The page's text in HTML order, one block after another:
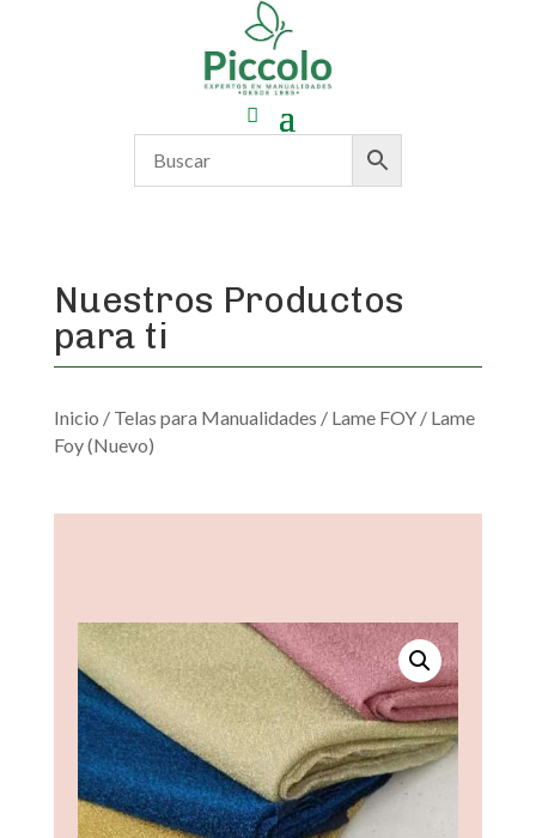
Nuestros Productos
para ti
Inicio / Telas para Manualidades / Lame FOY/ Lame
Foy (Nuevo)